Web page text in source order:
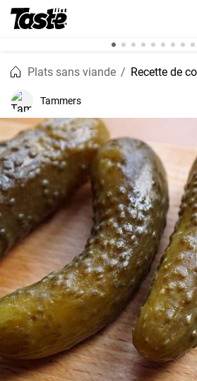
Plats sans viande
Tammers